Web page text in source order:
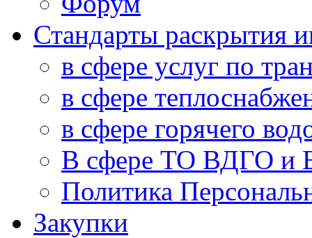
Стандарты раскрытия
в сфере услуг по
в сфере
в сфере горячего
В сфере ТО ВДГО и
Политика
Закупки